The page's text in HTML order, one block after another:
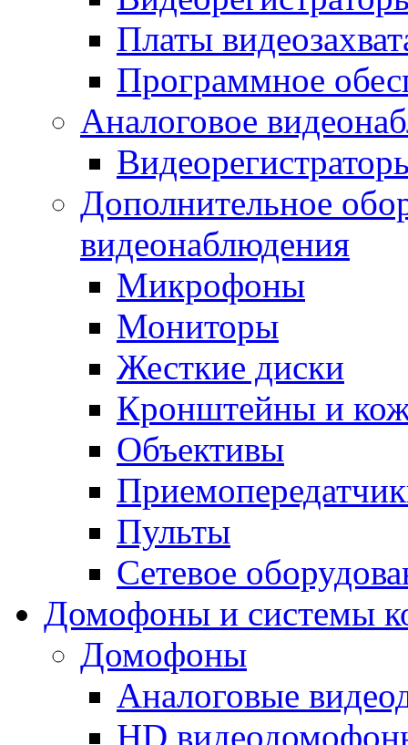
Платы
Программное
Аналоговое
Дополнительное
видеонаблюдения
Микрофоны
Мониторы
Жесткие диски
Кронштейны и
Объективы
Пульты
Сетевое
Домофоны и системы
Домофоны
Аналоговые
HD